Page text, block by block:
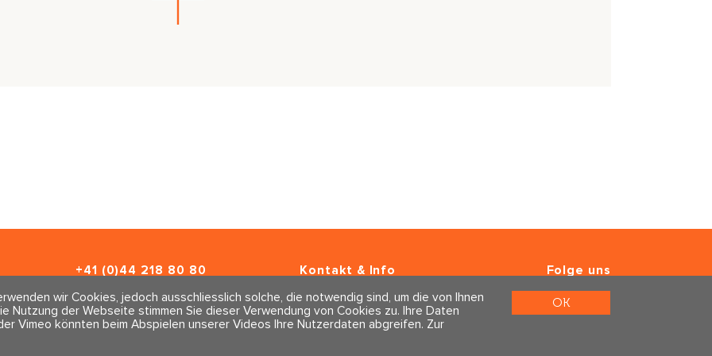
+41 (0)44 218 80 80
info@polarity.se
Kontakt & Info
Impressum & Datenschutz
AGBs
Folge uns
wir Cookies, jedoch ausschliesslich solche, die notwendig sind, um die von Ihnen
Nutzung der Webseite stimmen Sie dieser Verwendung von Cookies zu. Ihre Daten
Vimeo könnten beim Abspielen unserer Videos Ihre Nutzerdaten abgreifen. Zur
OK